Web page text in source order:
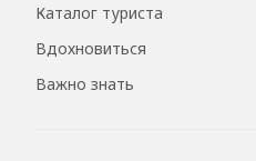
Каталог туриста
Вдохновиться
Важно знать